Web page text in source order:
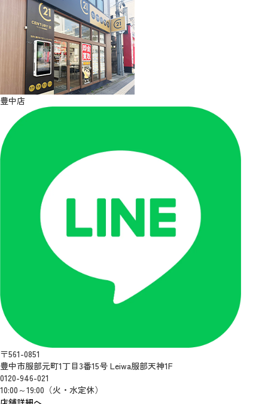
豊中店
〒561-0851
豊中市服部元町1丁目3番15号 Leiwa服部天神1F
0120-946-021
10:00～19:00（火・水定休）